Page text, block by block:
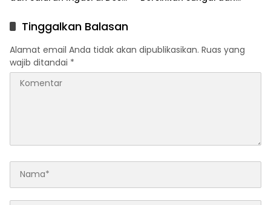
Tinggalkan Balasan
Alamat email Anda tidak akan dipublikasikan. Ruas yang
wajib ditandai *